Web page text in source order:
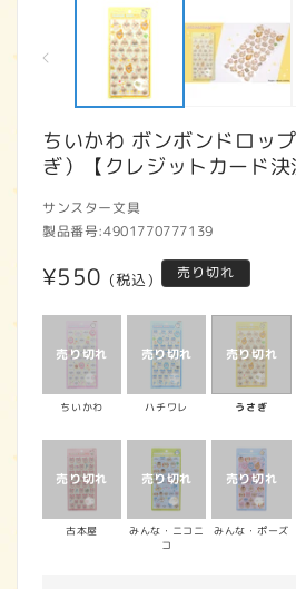
ちいかわ ボンボンドロッ
ぎ）【クレジットカード決
サンスター文具
製品番号:4901770777139
通
常
価
¥550 (税込) 売り切れ
ちいかわ ハチワレ うさぎ
古本屋
みんな・ニコニ
コ
みんな・ポーズ